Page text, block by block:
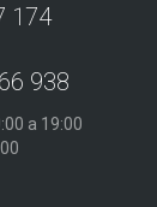
174
938
a 19:00